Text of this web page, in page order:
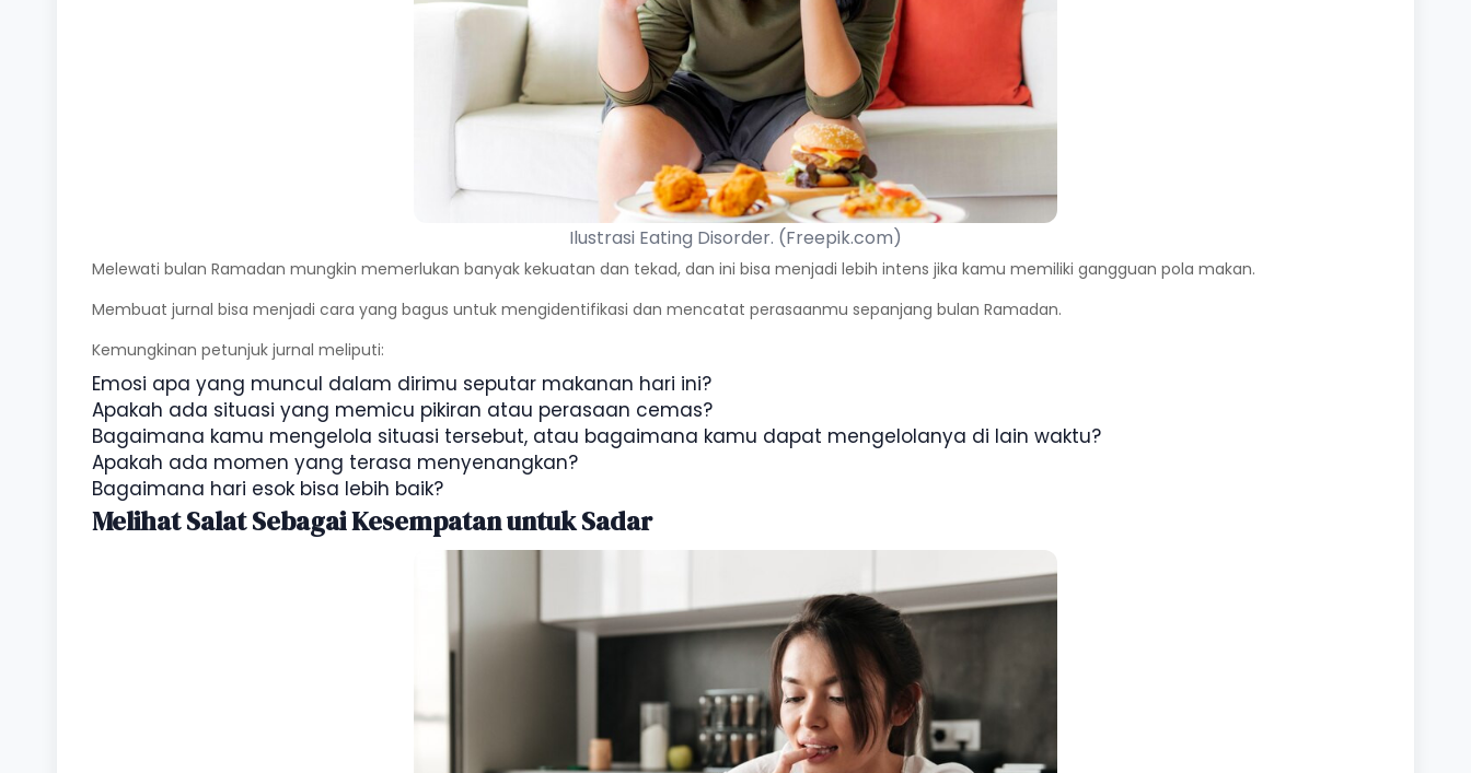
Ilustrasi Eating Disorder. (Freepik.com)
Melewati bulan Ramadan mungkin memerlukan banyak kekuatan dan tekad, dan ini bisa menjadi lebih intens jika kamu memiliki gangguan pola makan.
Membuat jurnal bisa menjadi cara yang bagus untuk mengidentifikasi dan mencatat perasaanmu sepanjang bulan Ramadan.
Kemungkinan petunjuk jurnal meliputi:
Emosi apa yang muncul dalam dirimu seputar makanan hari ini?
Apakah ada situasi yang memicu pikiran atau perasaan cemas?
Bagaimana kamu mengelola situasi tersebut, atau bagaimana kamu dapat mengelolanya di lain waktu?
Apakah ada momen yang terasa menyenangkan?
Bagaimana hari esok bisa lebih baik?
Melihat Salat Sebagai Kesempatan untuk Sadar